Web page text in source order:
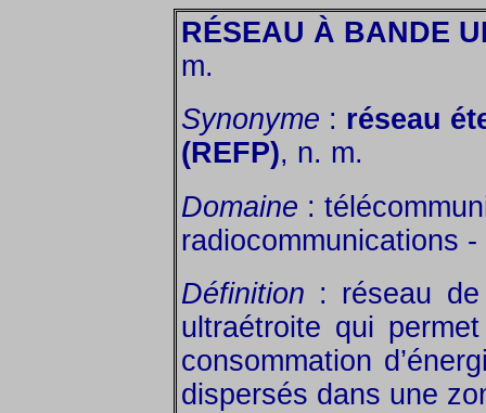
RÉSEAU À BANDE
m.
Synonyme : réseau
(REFP), n. m.
Domaine :
radiocommunications
Définition : réseau de
ultraétroite qui
consommation
dispersés dans une